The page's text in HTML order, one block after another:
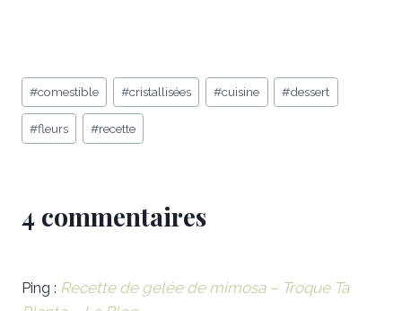
Étiquettes
de
la
#comestible #cristallisées #cuisine #dessert
#fleurs #recette
4 commentaires
Ping : Recette de gelée de mimosa – Troque Ta